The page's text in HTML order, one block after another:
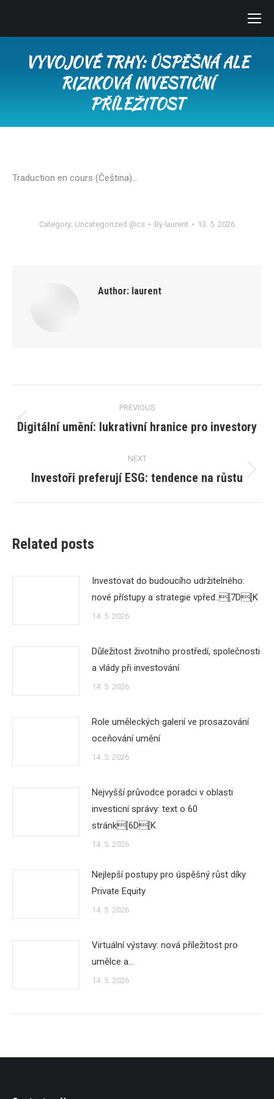
VYVOJOVÉ TRHY: ÚSPĚŠNÁ ALE
RIZIKOVÁ INVESTIČNÍ
PŘÍLEŽITOST
Traduction en cours (Čeština)…
Category: Uncategorized @cs By laurent 13. 5. 2026
Author: laurent
navigation
PREVIOUS
Previous
Digitální umění: lukrativní hranice pro investory
NEXT
Next
Investoři preferují ESG: tendence na růstu
Related posts
Investovat do budoucího udržitelného:
nové přístupy a strategie vpřed..[7D[K
14. 5. 2026
Důležitost životního prostředí, společnosti
a vlády při investování
14. 5. 2026
Role uměleckých galerií ve prosazování
oceňování umění
14. 5. 2026
Nejvyšší průvodce poradci v oblasti
investicní správy: text o 60
stránk[6D[K
14. 5. 2026
Nejlepší postupy pro úspěšný růst díky
Private Equity
14. 5. 2026
Virtuální výstavy: nová příležitost pro
umělce a…
14. 5. 2026